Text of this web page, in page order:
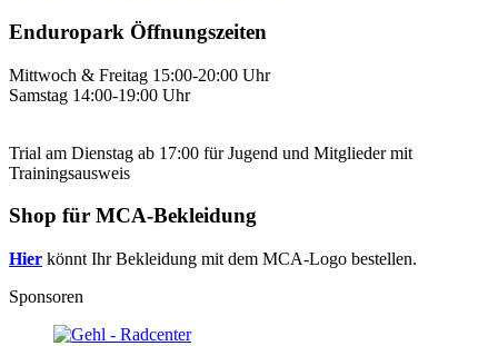
Enduropark Öffnungszeiten
Mittwoch & Freitag 15:00-20:00 Uhr
Samstag 14:00-19:00 Uhr
Trial am Dienstag ab 17:00 für Jugend und Mitglieder mit
Trainingsausweis
Shop für MCA-Bekleidung
Hier könnt Ihr Bekleidung mit dem MCA-Logo bestellen.
Sponsoren